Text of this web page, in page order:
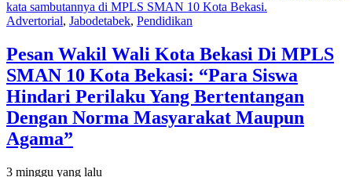
Advertorial, Jabodetabek, Pendidikan
Pesan Wakil Wali Kota Bekasi Di MPLS
SMAN 10 Kota Bekasi: “Para Siswa
Hindari Perilaku Yang Bertentangan
Dengan Norma Masyarakat Maupun
Agama”
3 minggu yang lalu